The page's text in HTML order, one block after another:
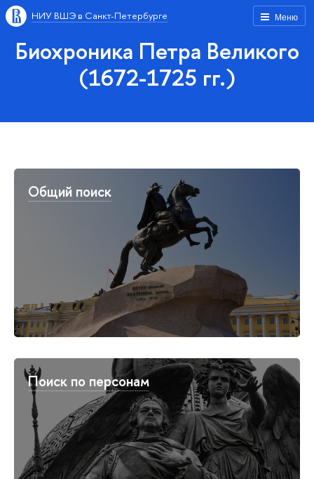
Меню
НИУ ВШЭ в Санкт-Петербурге
Биохроника Петра Великого
(1672-1725 гг.)
Общий поиск
Поиск по персонам